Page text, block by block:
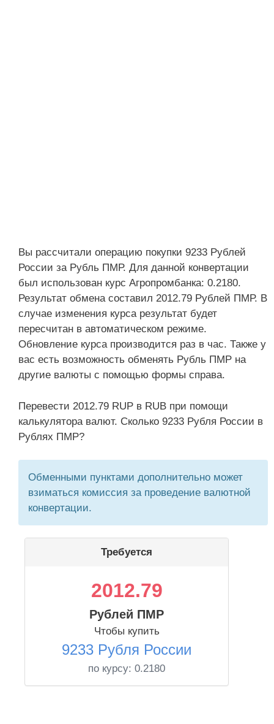
Вы рассчитали операцию покупки 9233 Рублей
России за Рубль ПМР. Для данной конвертации
был использован курс Агропромбанка: 0.2180.
Результат обмена составил 2012.79 Рублей ПМР. В
случае изменения курса результат будет
пересчитан в автоматическом режиме.
Обновление курса производится раз в час. Также у
вас есть возможность обменять Рубль ПМР на
другие валюты с помощью формы справа.
Перевести 2012.79 RUP в RUB при помощи
калькулятора валют. Сколько 9233 Рубля России в
Рублях ПМР?
Обменными пунктами дополнительно может
взиматься комиссия за проведение валютной
конвертации.
Требуется
2012.79
Рублей ПМР
Чтобы купить
9233 Рубля России
по курсу: 0.2180